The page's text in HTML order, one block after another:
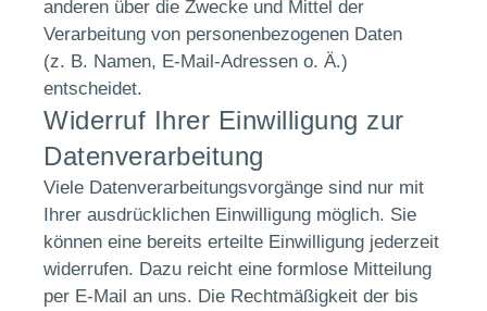
anderen über die Zwecke und Mittel der
Verarbeitung von personenbezogenen Daten
(z. B. Namen, E-Mail-Adressen o. Ä.)
entscheidet.
Widerruf Ihrer Einwilligung zur
Datenverarbeitung
Viele Datenverarbeitungsvorgänge sind nur mit
Ihrer ausdrücklichen Einwilligung möglich. Sie
können eine bereits erteilte Einwilligung jederzeit
widerrufen. Dazu reicht eine formlose Mitteilung
per E-Mail an uns. Die Rechtmäßigkeit der bis